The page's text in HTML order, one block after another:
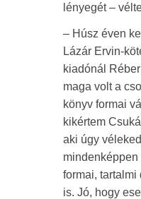
lényegét –
– Húsz éven
Lázár Ervin-
kiadónál
maga volt a
könyv formai
kikértem
aki úgy
formai, tartalmi
is. Jó, hogy